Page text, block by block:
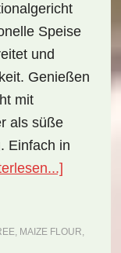
Speise
und
Genießen
mit
als süße
Einfach in
(Rezept)
, MAIZE FLOUR,